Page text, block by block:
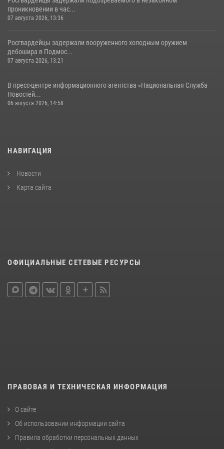
проникновении в час...
07 августа 2026, 13:36
Росгвардейцы задержали вооруженного холодным оружием
дебошира в Подмос...
07 августа 2026, 13:21
В пресс-центре информационного агентства «Национальная Служба
Новостей...
06 августа 2026, 14:58
НАВИГАЦИЯ
Новости
Карта сайта
ОФИЦИАЛЬНЫЕ СЕТЕВЫЕ РЕСУРСЫ
ПРАВОВАЯ И ТЕХНИЧЕСКАЯ ИНФОРМАЦИЯ
О сайте
Об использовании информации сайта
Правила обработки персональных данных